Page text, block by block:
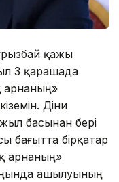
қажы
3 қарашада
арнаның»
Діни
басынан бері
бағытта бірқатар
арнаның»
ашылуының